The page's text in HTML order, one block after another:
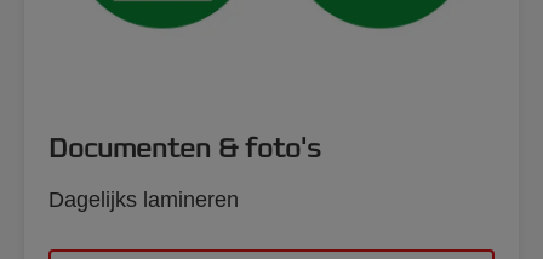
Documenten & foto's
Dagelijks lamineren